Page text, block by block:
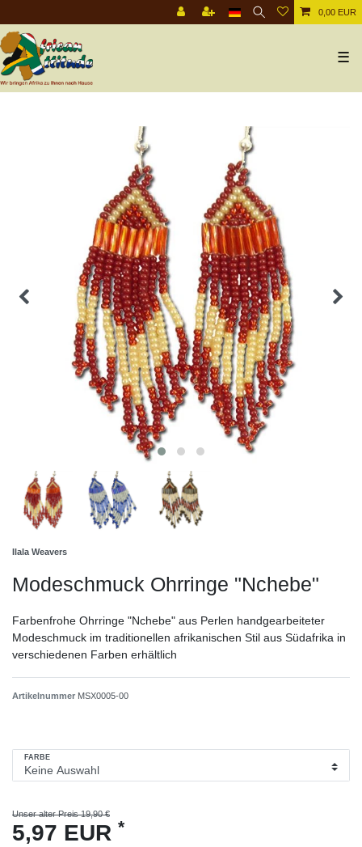
0,00 EUR
☰
Ilala Weavers
Modeschmuck Ohrringe "Nchebe"
Farbenfrohe Ohrringe "Nchebe" aus Perlen handgearbeiteter
Modeschmuck im traditionellen afrikanischen Stil aus Südafrika in
verschiedenen Farben erhältlich
Artikelnummer MSX0005-00
FARBE
Unser alter Preis 19,90 €
5,97 EUR *